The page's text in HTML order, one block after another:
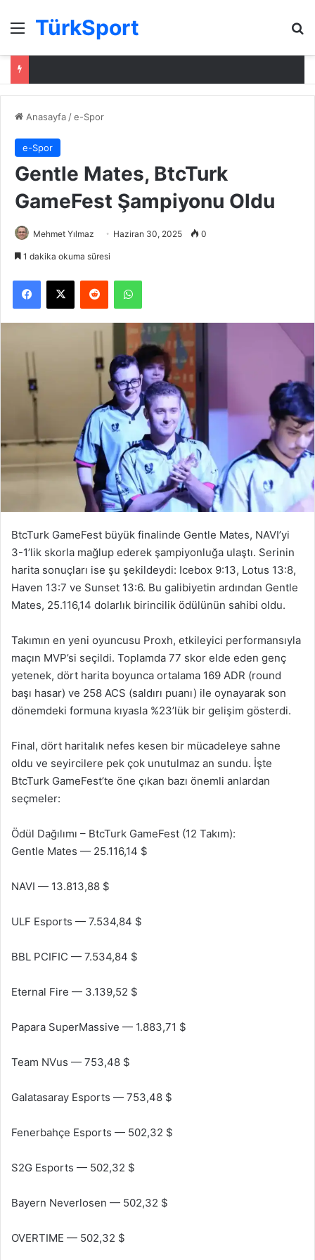
Menü
TürkSport
Anasayfa /e-Spor
e-Spor
Gentle Mates, BtcTurk
GameFest Şampiyonu Oldu
Mehmet Yılmaz Haziran 30, 2025 0
1 dakika okuma süresi
Facebook
X Reddit WhatsApp
BtcTurk GameFest büyük finalinde Gentle Mates, NAVI’yi
3-1’lik skorla mağlup ederek şampiyonluğa ulaştı. Serinin
harita sonuçları ise şu şekildeydi: Icebox 9:13, Lotus 13:8,
Haven 13:7 ve Sunset 13:6. Bu galibiyetin ardından Gentle
Mates, 25.116,14 dolarlık birincilik ödülünün sahibi oldu.
Takımın en yeni oyuncusu Proxh, etkileyici performansıyla
maçın MVP’si seçildi. Toplamda 77 skor elde eden genç
yetenek, dört harita boyunca ortalama 169 ADR (round
başı hasar) ve 258 ACS (saldırı puanı) ile oynayarak son
dönemdeki formuna kıyasla %23’lük bir gelişim gösterdi.
Final, dört haritalık nefes kesen bir mücadeleye sahne
oldu ve seyircilere pek çok unutulmaz an sundu. İşte
BtcTurk GameFest’te öne çıkan bazı önemli anlardan
seçmeler:
Ödül Dağılımı – BtcTurk GameFest (12 Takım):
Gentle Mates — 25.116,14 $
NAVI — 13.813,88 $
ULF Esports — 7.534,84 $
BBL PCIFIC — 7.534,84 $
Eternal Fire — 3.139,52 $
Papara SuperMassive — 1.883,71 $
Team NVus — 753,48 $
Galatasaray Esports — 753,48 $
Fenerbahçe Esports — 502,32 $
S2G Esports — 502,32 $
Bayern Neverlosen — 502,32 $
OVERTIME — 502,32 $